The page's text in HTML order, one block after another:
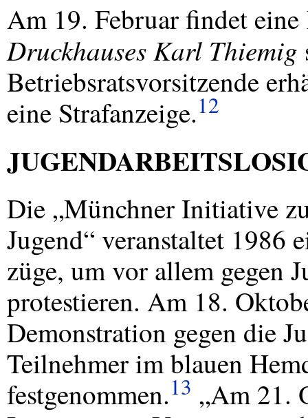
Am 19. Februar findet
Druckhauses Karl Thiemig
Betriebsratsvorsitzende
eine Strafanzeige.12
Die „Münchner Initiative
Jugend“ veranstaltet 1986
züge, um vor allem gegen
protestieren. Am 18.
Demonstration gegen die
Teilnehmer im blauen
festgenommen.13 „Am 21.